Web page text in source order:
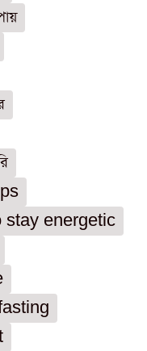
stay energetic